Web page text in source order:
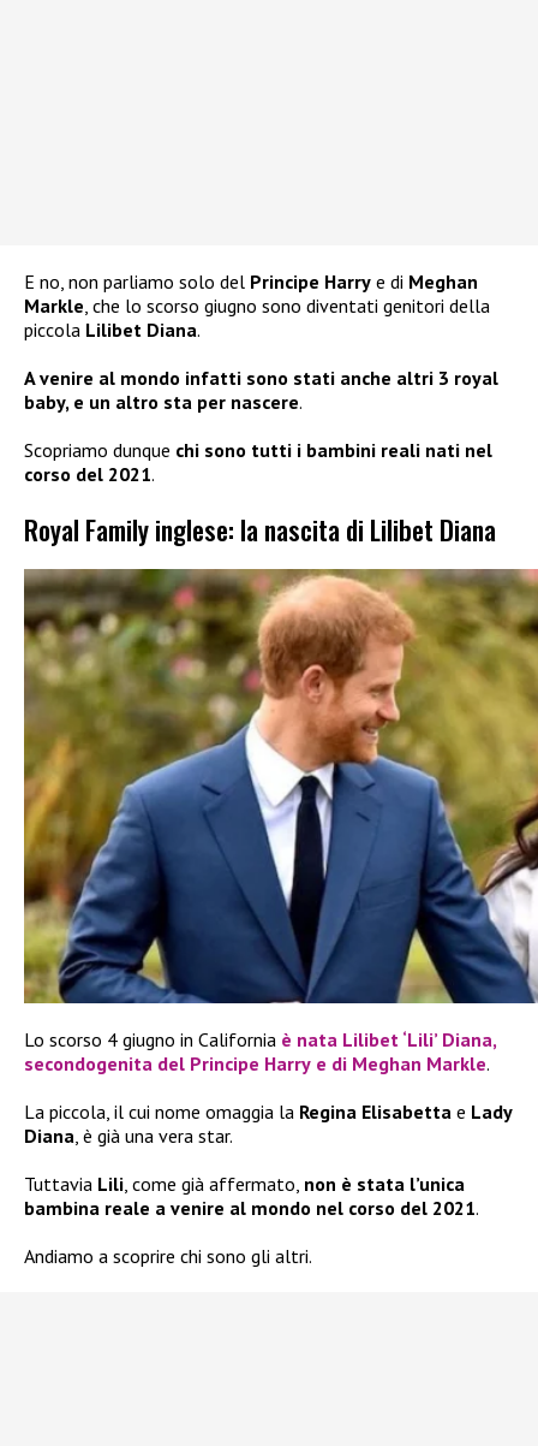
E no, non parliamo solo del Principe Harry e di Meghan
Markle, che lo scorso giugno sono diventati genitori della
piccola Lilibet Diana.
A venire al mondo infatti sono stati anche altri 3 royal
baby, e un altro sta per nascere.
Scopriamo dunque chi sono tutti i bambini reali nati nel
corso del 2021.
Royal Family inglese: la nascita di Lilibet Diana
Lo scorso 4 giugno in California è nata Lilibet ‘Lili’ Diana,
secondogenita del Principe Harry e di Meghan Markle.
La piccola, il cui nome omaggia la Regina Elisabetta e Lady
Diana , è già una vera star.
Tuttavia Lili , come già affermato, non è stata l’unica
bambina reale a venire al mondo nel corso del 2021.
Andiamo a scoprire chi sono gli altri.